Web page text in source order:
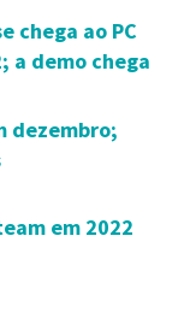
chega ao PC
a demo chega
dezembro;
em 2022